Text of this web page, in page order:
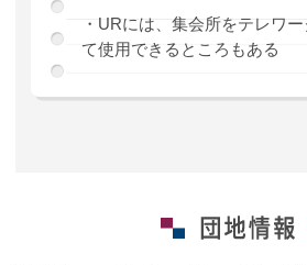
・URには、集会所をテレワ
て使用できるところもある